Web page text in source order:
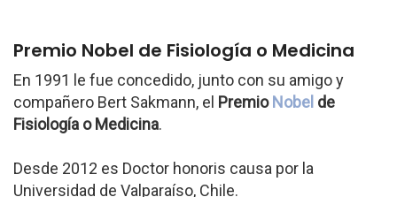
Premio Nobel de Fisiología o Medicina
En 1991 le fue concedido, junto con su amigo y
compañero Bert Sakmann, el PremioNobel de
Fisiología o Medicina.
Desde 2012 es Doctor honoris causa por la
Universidad de Valparaíso, Chile.